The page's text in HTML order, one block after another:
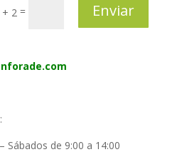
+ 2 = Enviar
Sábados de 9:00 a 14:00